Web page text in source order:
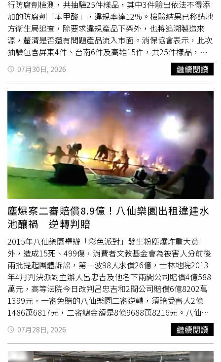
定。
行防腐劑檢測，共抽驗25件樣品，其中3件驗出依法不得添
加的防腐劑「苯甲酸」，違規率達12%。檢驗結果已移請地
方衛生局追查，除要求違規產品下架外，也將追溯製造來
源，釐清是否還有問題產品流入市面。消保協會表示，此次
抽驗包含屏東4件、台南6件及高雄15件，共25件樣品，其
中3件不合格 。違規產品分別為屏東東市場一處攤販販售的
麵條，檢出苯甲酸0.35公克／公斤；高雄鳳山第一公有市場
（兵仔市場）一處攤販販售的麵條，檢出0.92公克／公斤；
以及高雄市三民區一家製麵廠生產的麵條，檢出3.26公克／
公斤。由於新鮮麵條依法不得添加苯甲酸，因此無論檢出濃
度高低，都已違反相關規定。消保協會副理事長李啟宏指
出，其中三民區這家製麵業者早在2016年就曾因違法添加
防腐劑遭查獲，如今再度違規。他也表示，該業者官網公開
的食品檢驗報告已是15年前資料，且業者自稱每日供應量約
占高雄市區五分之一，若供貨範圍屬實，恐怕影響層面不
小。他認為，民眾到一般麵攤用餐，多半無法取得發票，一
旦發生食安事件，後續求償相當困難，唯有主管機關持續加
強稽查並提高裁罰力道，才能有效遏止違規情形。義守大學
副教授、消保協會醫事專業委員劉麗芬表示，依《食品安全
衛生管理法》規定，新鮮麵條不得添加苯甲酸，違者可處新
台幣3萬元至300萬元罰鍰。她引用世界衛生組織（WHO）
採用的安全攝取標準指出，每人每日苯甲酸可接受攝取量為
每公斤體重0至5毫克，以20公斤幼童為例，每日攝取上限
約100毫克；若以此次驗出最高濃度3.26公克／公斤的麵條
估算，幼童吃下一碗就可能超過每日安全攝取量約6倍。劉
麗芬提醒，苯甲酸雖不致立即造成中毒，但若長期或過量攝
取，可能增加肝臟、腎臟代謝負擔，也可能引發噁心、嘔
吐、頭暈等不適症狀，幼童、孕婦及肝腎功能不佳者更應特
別留意。高雄市衛生局30日上午也前往遭點名的製麵業者稽
查。對此，業者表示，先前被驗出違規後已進行改善，由於
販售的麵條品項眾多，有些產品並非自行加工製作，目前仍
07月30日, 2026 繼續閱讀
塵爆案二審賠償8.9億！八仙樂園出租違建水
池釀禍 逆轉判賠
2015年八仙樂園舉辦「彩色派對」發生粉塵爆炸重大意
外，造成15死、499傷，消費者文教基金會為被害人分前後
兩批提起團體訴訟，第一波98人求償26億，士林地院2013
年4月判決派對主辦人呂忠吉及他名下兩間公司賠償4億588
萬元，高等法院今日改判呂忠吉和2間公司賠償6億8202萬
1399元，一審免賠的八仙樂園二審逆轉，須賠受害人2億
1486萬6817元，二審總金額是8億9688萬8216元。八仙樂
園為何須負賠償責任？高院指出，彩色派對的網頁宣傳標題
和票券上的名稱是「彩色派對八仙水陸戰場」，八仙樂園提
07月28日, 2026 繼續閱讀